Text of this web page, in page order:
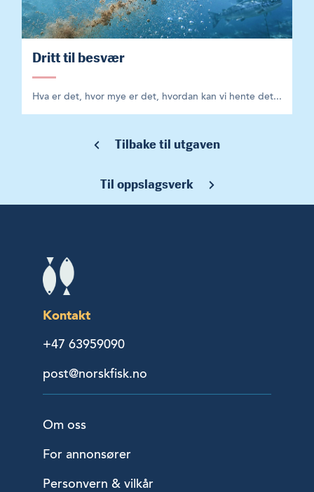
Dritt til besvær
Hva er det, hvor mye er det, hvordan kan vi hente det...
Tilbake til utgaven
Til oppslagsverk
Kontakt
+47 63959090
post@norskfisk.no
Om oss
For annonsører
Personvern & vilkår